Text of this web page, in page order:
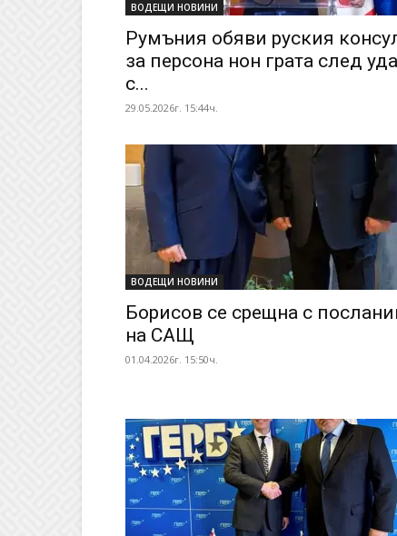
ВОДЕЩИ НОВИНИ
Румъния обяви руския
за персона нон грата след
с...
29.05.2026г. 15:44ч.
ВОДЕЩИ НОВИНИ
Борисов се срещна с
на САЩ
01.04.2026г. 15:50ч.